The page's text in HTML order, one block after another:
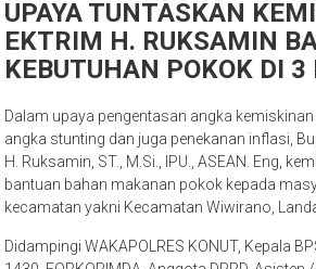
UPAYA TUNTASKAN
EKTRIM H. RUKSAMIN
KEBUTUHAN POKOK DI
Dalam upaya pengentasan angka
angka stunting dan juga penekanan inflasi,
H. Ruksamin, ST., M.Si., IPU., ASEAN. Eng,
bantuan bahan makanan pokok kepada
kecamatan yakni Kecamatan Wiwirano,
Didampingi WAKAPOLRES KONUT, Kepala